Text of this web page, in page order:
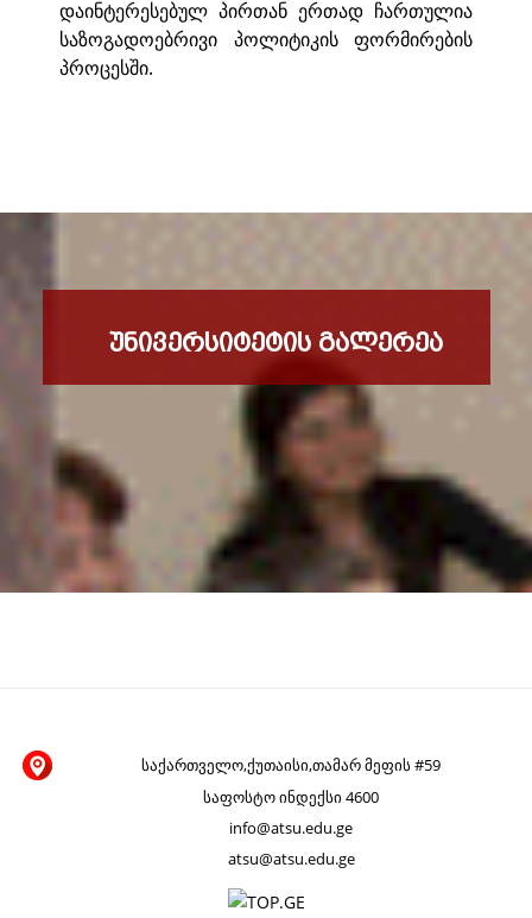
დაინტერესებულ პირთან ერთად ჩართულია
საზოგადოებრივი პოლიტიკის ფორმირების
პროცესში.
ᲣᲜᲘᲕᲔᲠᲡᲘᲢᲔᲢᲘᲡ ᲒᲐᲚᲔᲠᲔᲐ
საქართველო,ქუთაისი,თამარ მეფის #59
საფოსტო ინდექსი 4600
info@atsu.edu.ge
atsu@atsu.edu.ge